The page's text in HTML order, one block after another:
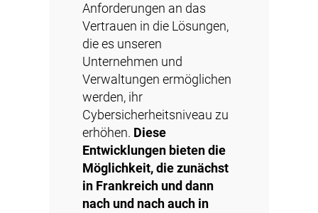
Anforderungen an das
Vertrauen in die Lösungen,
die es unseren
Unternehmen und
Verwaltungen ermöglichen
werden, ihr
Cybersicherheitsniveau zu
erhöhen. Diese
Entwicklungen bieten die
Möglichkeit, die zunächst
in Frankreich und dann
nach und nach auch in